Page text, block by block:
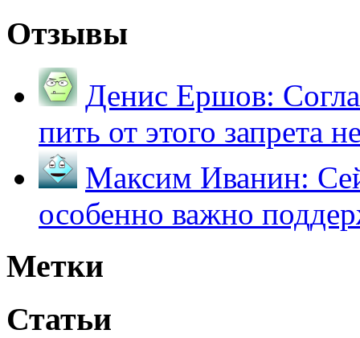
Отзывы
Денис Ершов:
пить от этого запрета
Максим Иванин:
особенно важно
Метки
Статьи